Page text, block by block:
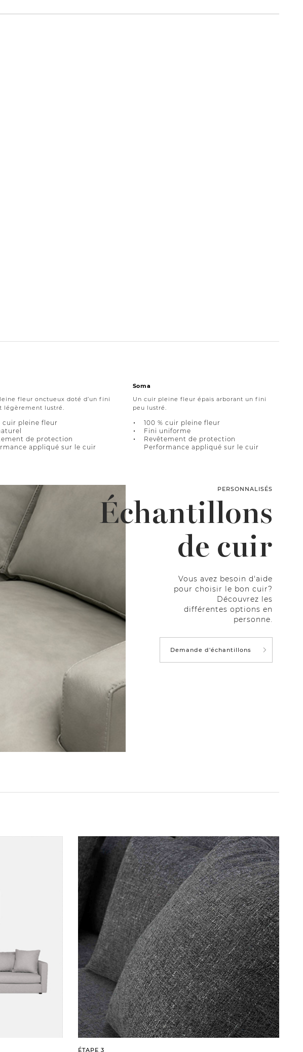
fleur onctueux doté d’un fini
légèrement lustré.
cuir pleine fleur
de protection
appliqué sur le cuir
Soma
Un cuir pleine fleur épais arborant un fini
peu lustré.
100 % cuir pleine fleur
Fini uniforme
Revêtement de protection
Performance appliqué sur le cuir
PERSONNALISÉS
Échantillons
de cuir
Vous avez besoin d'aide
pour choisir le bon cuir?
Découvrez les
différentes options en
personne.
Demande d'échantillons
ÉTAPE 3